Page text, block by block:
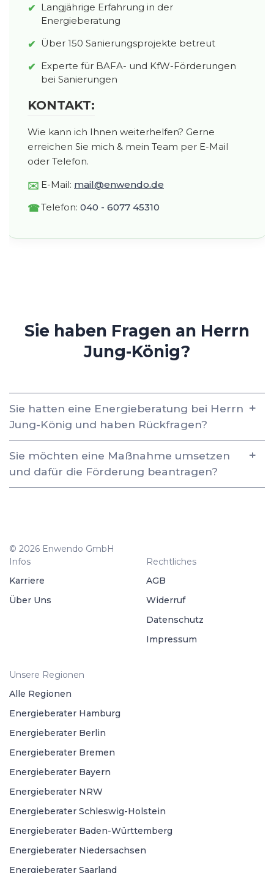
Langjährige Erfahrung in der
Energieberatung
Über 150 Sanierungsprojekte betreut
Experte für BAFA- und KfW-Förderungen
bei Sanierungen
KONTAKT:
Wie kann ich Ihnen weiterhelfen? Gerne
erreichen Sie mich & mein Team per E-Mail
oder Telefon.
E-Mail: mail@enwendo.de
Telefon: 040 - 6077 45310
Sie haben Fragen an Herrn
Jung-König?
Sie hatten eine Energieberatung bei Herrn
Jung-König und haben Rückfragen?
Sie möchten eine Maßnahme umsetzen
und dafür die Förderung beantragen?
© 2026 Enwendo GmbH
Infos
Karriere
Über Uns
Rechtliches
AGB
Widerruf
Datenschutz
Impressum
Unsere Regionen
Alle Regionen
Energieberater Hamburg
Energieberater Berlin
Energieberater Bremen
Energieberater Bayern
Energieberater NRW
Energieberater Schleswig-Holstein
Energieberater Baden-Württemberg
Energieberater Niedersachsen
Energieberater Saarland